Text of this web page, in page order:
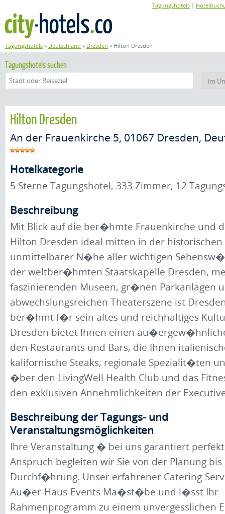
Tagungshotels » Deutschland » Dresden » Hilton Dresden
Tagungshotels |
Tagungshotels suchen
Hilton Dresden
An der Frauenkirche 5, 01067 Dresden,
Hotelkategorie
5 Sterne Tagungshotel, 333 Zimmer, 12
Beschreibung
Mit Blick auf die ber�hmte Frauenkirche und
Hilton Dresden ideal mitten in der
unmittelbarer N�he aller wichtigen
der weltber�hmten Staatskapelle Dresden,
faszinierenden Museen, gr�nen Parkanlagen
abwechslungsreichen Theaterszene ist
ber�hmt f�r sein altes und reichhaltiges
Dresden bietet Ihnen einen
den Restaurants und Bars, die Ihnen
kalifornische Steaks, regionale Spezialit�ten
�ber den LivingWell Health Club und das
den exklusiven Annehmlichkeiten der
Beschreibung der Tagungs- und
Veranstaltungsmöglichkeiten
Ihre Veranstaltung � bei uns garantiert
Anspruch begleiten wir Sie von der Planung bis
Durchf�hrung. Unser erfahrener Catering-
Au�er-Haus-Events Ma�st�be und l�sst Ihr
Rahmenprogramm zu einem unvergesslichen